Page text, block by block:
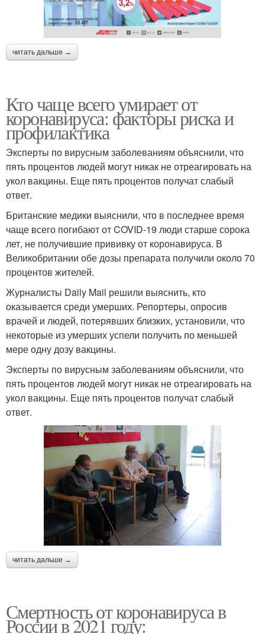
читать дальше →
Кто чаще всего умирает от
коронавируса: факторы риска и
профилактика
Эксперты по вирусным заболеваниям объяснили, что
пять процентов людей могут никак не отреагировать на
укол вакцины. Еще пять процентов получат слабый
ответ.
Британские медики выяснили, что в последнее время
чаще всего погибают от COVID-19 люди старше сорока
лет, не получившие прививку от коронавируса. В
Великобритании обе дозы препарата получили около 70
процентов жителей.
Журналисты Daily Mail решили выяснить, кто
оказывается среди умерших. Репортеры, опросив
врачей и людей, потерявших близких, установили, что
некоторые из умерших успели получить по меньшей
мере одну дозу вакцины.
Эксперты по вирусным заболеваниям объяснили, что
пять процентов людей могут никак не отреагировать на
укол вакцины. Еще пять процентов получат слабый
ответ.
читать дальше →
Смертность от коронавируса в
России в 2021 году: